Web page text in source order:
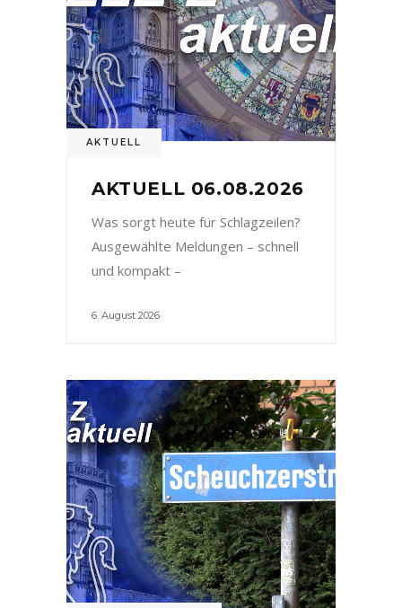
AKTUELL
AKTUELL 06.08.2026
Was sorgt heute für Schlagzeilen?
Ausgewählte Meldungen – schnell
und kompakt –
6. August 2026